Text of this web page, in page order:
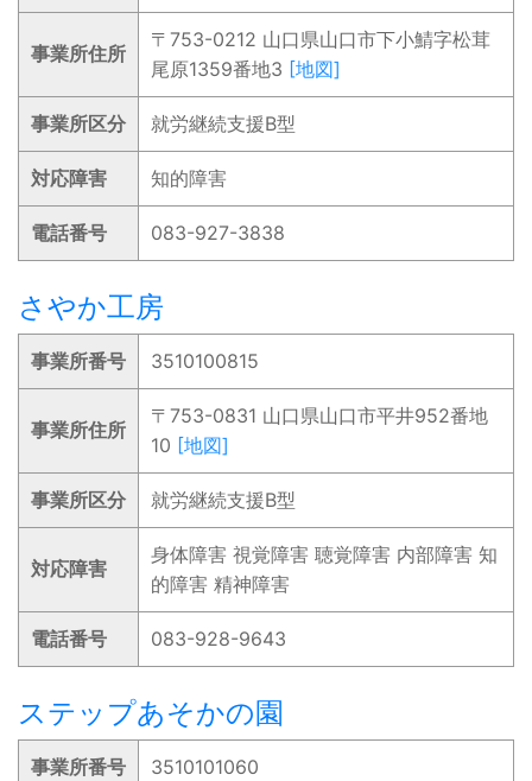
事業所住所
〒753-0212 山口県山口市下小鯖字松茸
尾原1359番地3 [地図]
事業所区分 就労継続支援B型
対応障害 知的障害
電話番号 083-927-3838
さやか工房
事業所番号 3510100815
事業所住所
〒753-0831 山口県山口市平井952番地
10 [地図]
事業所区分 就労継続支援B型
対応障害
身体障害 視覚障害 聴覚障害 内部障害 知
的障害 精神障害
電話番号 083-928-9643
ステップあそかの園
事業所番号 3510101060